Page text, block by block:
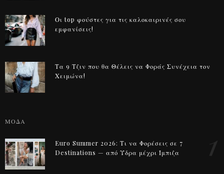
Οι top φούστες για τις καλοκαιρινές σου
εμφανίσεις!
Τα 9 Τζιν που θα Θέλεις να Φοράς Συνέχεια τον
Χειμώνα!
ΜΟΔΑ
Euro Summer 2026: Τι να Φορέσεις σε 7
Destinations — από Ύδρα μέχρι Ίμπιζα
1